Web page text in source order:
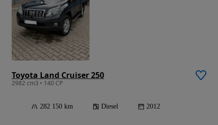
Toyota Land Cruiser 250
2982 cm3 • 140 CP
282 150 km Diesel 2012